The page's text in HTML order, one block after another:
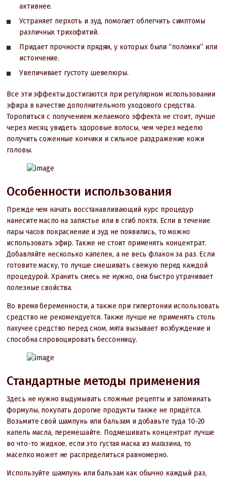
активнее.
Устраняет перхоть и зуд, помогает облегчить симптомы
различных трихофитий.
Придает прочности прядям, у которых были “поломки” или
истончение.
Увеличивает густоту шевелюры.
Все эти эффекты достигаются при регулярном использовании
эфира в качестве дополнительного уходового средства.
Торопиться с получением желаемого эффекта не стоит, лучше
через месяц увидеть здоровые волосы, чем через неделю
получить соженные кончики и сильное раздражение кожи
головы.
Особенности использования
Прежде чем начать восстанавливающий курс процедур
нанесите масло на запястье или в сгиб локтя. Если в течение
пары часов покраснение и зуд не появились, то можно
использовать эфир. Также не стоит применять концентрат.
Добавляйте несколько капелек, а не весь флакон за раз. Если
готовите маску, то лучше смешивать свежую перед каждой
процедурой. Хранить смесь не нужно, она быстро утрачивает
полезные свойства.
Во время беременности, а также при гипертонии использовать
средство не рекомендуется. Также лучше не применять столь
пахучее средство перед сном, мята вызывает возбуждение и
способна спровоцировать бессонницу.
Стандартные методы применения
Здесь не нужно выдумывать сложные рецепты и запоминать
формулы, покупать дорогие продукты также не придётся.
Возьмите свой шампунь или бальзам и добавьте туда 10-20
капель масла, перемешайте. Подмешивать концентрат лучше
во что-то жидкое, если это густая маска из магазина, то
маселко может не распределиться равномерно.
Используйте шампунь или бальзам как обычно каждый раз,